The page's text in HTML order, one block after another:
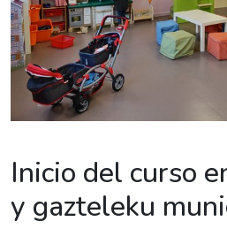
Inicio del curso
y gazteleku